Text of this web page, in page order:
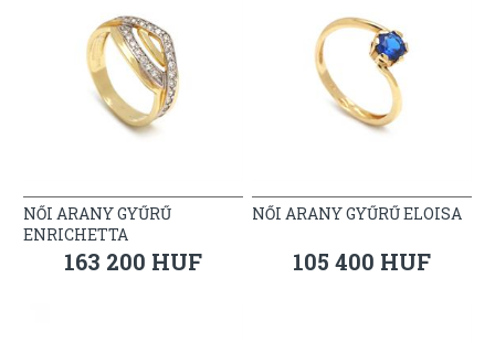
NŐI ARANY GYŰRŰ
ENRICHETTA
163 200 HUF
NŐI ARANY GYŰRŰ ELOISA
105 400 HUF